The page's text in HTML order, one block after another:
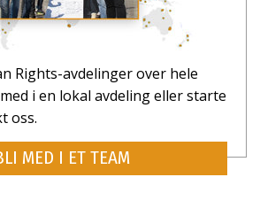
HJELPE PÅ
Rights-avdelinger over hele
i en lokal avdeling eller starte
oss.
MED I ET TEAM